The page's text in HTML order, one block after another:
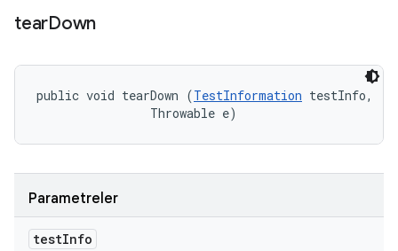
tearDown
public void tearDown (TestInformation testInfo,
                Throwable e)
Parametreler
testInfo